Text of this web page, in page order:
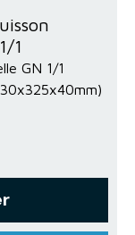
1
GN 1/1